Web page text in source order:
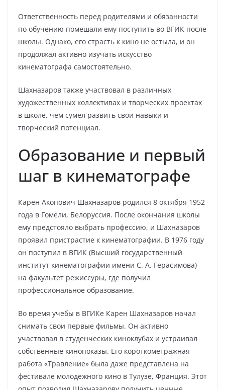
Ответственность перед родителями и обязанности
по обучению помешали ему поступить во ВГИК после
школы. Однако, его страсть к кино не остыла, и он
продолжал активно изучать искусство
кинематографа самостоятельно.
Шахназаров также участвовал в различных
художественных коллективах и творческих проектах
в школе, чем сумел развить свои навыки и
творческий потенциал.
Образование и первый
шаг в кинематографе
Карен Акопович Шахназаров родился 8 октября 1952
года в Гомели, Белоруссия. После окончания школы
ему предстояло выбрать профессию, и Шахназаров
проявил пристрастие к кинематографии. В 1976 году
он поступил в ВГИК (Высший государственный
институт кинематографии имени С. А. Герасимова)
на факультет режиссуры, где получил
профессиональное образование.
Во время учебы в ВГИКе Карен Шахназаров начал
снимать свои первые фильмы. Он активно
участвовал в студенческих киноклубах и устраивал
собственные кинопоказы. Его короткометражная
работа «Травление» была даже представлена на
фестивале молодежного кино в Тулузе, Франция. Этот